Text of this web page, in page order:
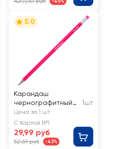
5.0
Карандаш
чернографитный
ERICHKRAUSE
Panda Hugs,
круглый, с
ластиком, НВ
1шт
Цена за 1 шт
С Картой №1
29,99 руб
52,69 руб -43%